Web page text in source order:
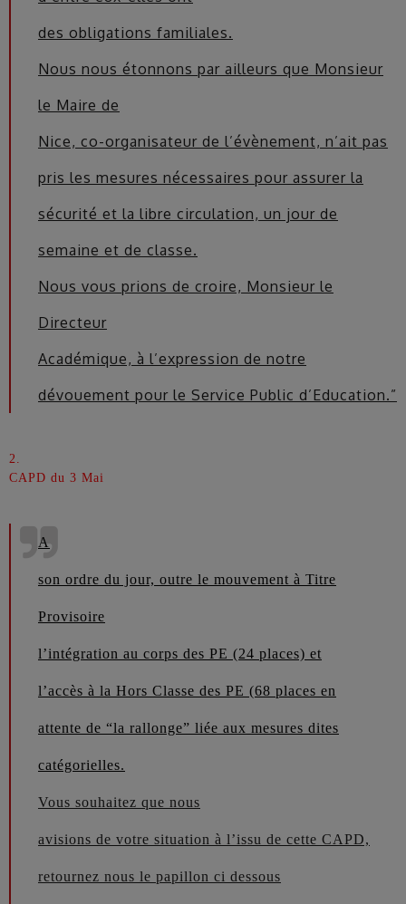
des obligations familiales.
Nous nous étonnons par ailleurs que Monsieur
le Maire de
Nice, co-organisateur de l’évènement, n’ait pas
pris les mesures nécessaires pour assurer la
sécurité et la libre circulation, un jour de
semaine et de classe.
Nous vous prions de croire, Monsieur le
Directeur
Académique, à l’expression de notre
dévouement pour le Service Public d’Education.”
2.
CAPD du 3 Mai
A
son ordre du jour, outre le mouvement à Titre
Provisoire
l’intégration au corps des PE (24 places) et
l’accès à la Hors Classe des PE (68 places en
attente de “la rallonge” liée aux mesures dites
catégorielles.
Vous souhaitez que nous
avisions de votre situation à l’issu de cette CAPD,
retournez nous le papillon ci dessous